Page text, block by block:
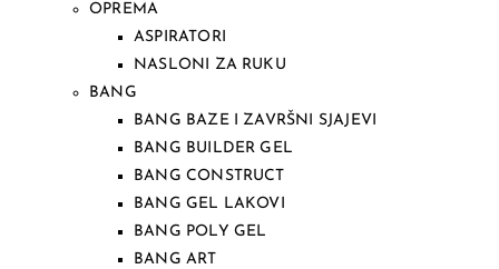
OPREMA
ASPIRATORI
NASLONI ZA RUKU
BANG
BANG BAZE I ZAVRŠNI SJAJEVI
BANG BUILDER GEL
BANG CONSTRUCT
BANG GEL LAKOVI
BANG POLY GEL
BANG ART